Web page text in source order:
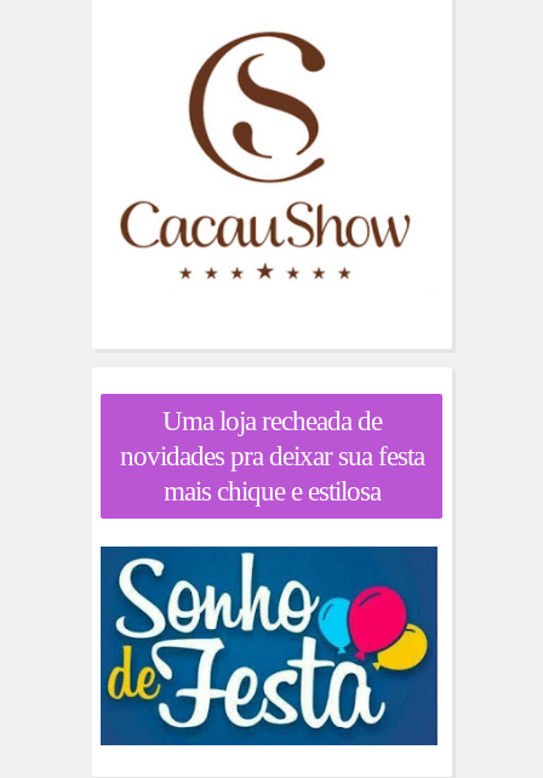
Uma loja recheada de
novidades pra deixar sua festa
mais chique e estilosa